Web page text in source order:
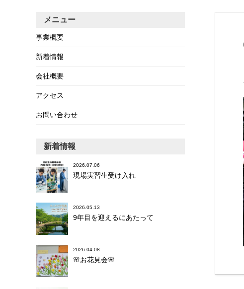
メニュー
事業概要
新着情報
会社概要
アクセス
お問い合わせ
新着情報
2026.07.06
現場実習生受け入れ
2026.05.13
9年目を迎えるにあたって
2026.04.08
🌸お花見会🌸